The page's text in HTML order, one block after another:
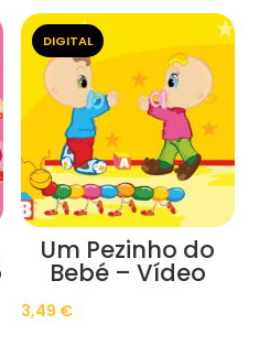
DIGITAL
Um Pezinho do
Bebé – Vídeo
3,49 €